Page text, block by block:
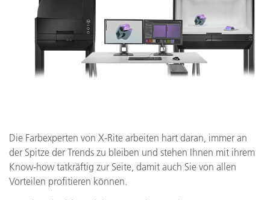
Die Farbexperten von X-Rite arbeiten hart daran, immer an
der Spitze der Trends zu bleiben und stehen Ihnen mit ihrem
Know-how tatkräftig zur Seite, damit auch Sie von allen
Vorteilen profitieren können.